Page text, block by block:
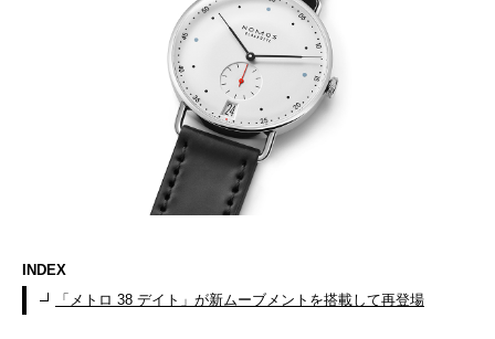
INDEX
「メトロ 38 デイト」が新ムーブメントを搭載して再登場